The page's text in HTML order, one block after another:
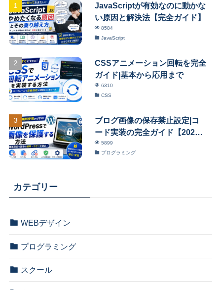
JavaScriptが有効なのに動かな
い原因と解決法【完全ガイド】
JavaScript
8584
CSSアニメーション回転を完全
ガイド|基本から応用まで
CSS
6310
ブログ画像の保存禁止設定|コ
ード実装の完全ガイド【2026
年版】
プログラミング
5899
カテゴリー
WEBデザイン
プログラミング
スクール